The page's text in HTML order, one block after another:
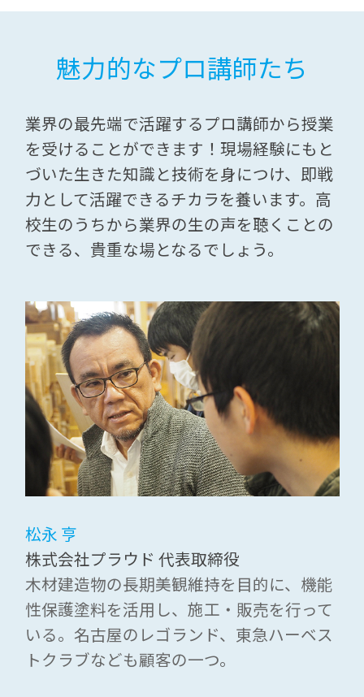
魅力的なプロ講師たち
業界の最先端で活躍するプロ講師から授業
を受けることができます！現場経験にもと
づいた生きた知識と技術を身につけ、即戦
力として活躍できるチカラを養います。高
校生のうちから業界の生の声を聴くことの
できる、貴重な場となるでしょう。
松永 亨
株式会社プラウド 代表取締役
木材建造物の長期美観維持を目的に、機能
性保護塗料を活用し、施工・販売を行って
いる。名古屋のレゴランド、東急ハーベス
トクラブなども顧客の一つ。